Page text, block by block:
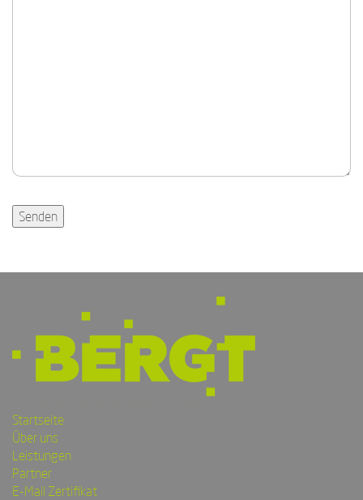
Startseite
Über uns
Leistungen
Partner
E-Mail Zertifikat